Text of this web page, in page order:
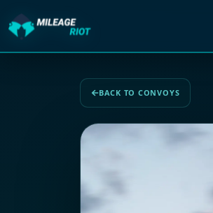
BACK TO CONVOYS